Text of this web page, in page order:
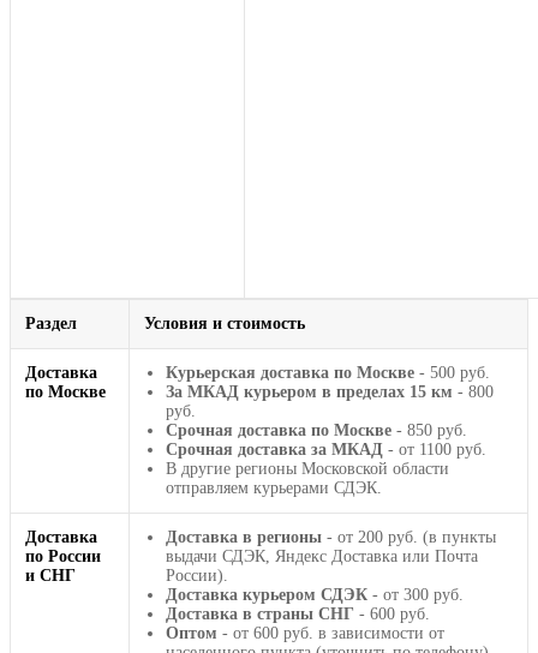
Раздел Условия и стоимость
Доставка
по Москве
Курьерская доставка по Москве - 500 руб.
За МКАД курьером в пределах 15 км - 800
руб.
Срочная доставка по Москве - 850 руб.
Срочная доставка за МКАД - от 1100 руб.
В другие регионы Московской области
отправляем курьерами СДЭК.
Доставка
по России
и СНГ
Доставка в регионы - от 200 руб. (в пункты
выдачи СДЭК, Яндекс Доставка или Почта
России).
Доставка курьером СДЭК - от 300 руб.
Доставка в страны СНГ - 600 руб.
Оптом - от 600 руб. в зависимости от